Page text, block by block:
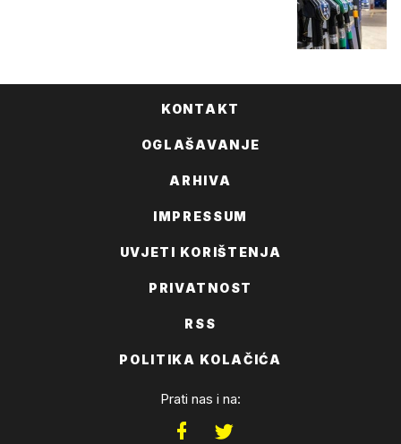
KONTAKT
OGLAŠAVANJE
ARHIVA
IMPRESSUM
UVJETI KORIŠTENJA
PRIVATNOST
RSS
POLITIKA KOLAČIĆA
Prati nas i na: